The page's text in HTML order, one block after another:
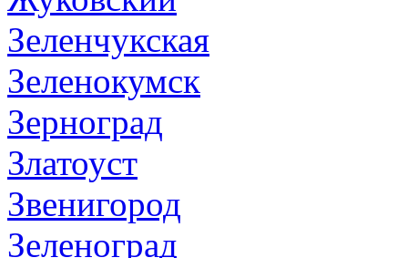
Зеленчукская
Зеленокумск
Зерноград
Златоуст
Звенигород
Зеленоград